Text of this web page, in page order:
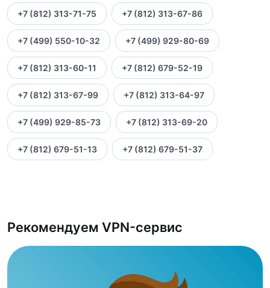
+7 (812) 313-71-75 +7 (812) 313-67-86
+7 (499) 550-10-32 +7 (499) 929-80-69
+7 (812) 313-60-11 +7 (812) 679-52-19
+7 (812) 313-67-99 +7 (812) 313-64-97
+7 (499) 929-85-73 +7 (812) 313-69-20
+7 (812) 679-51-13 +7 (812) 679-51-37
Рекомендуем VPN-сервис